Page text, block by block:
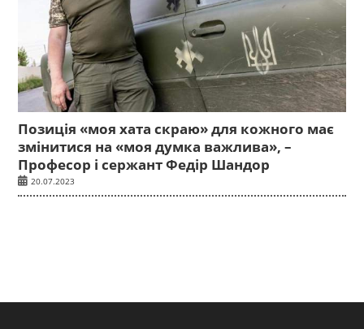
Позиція «моя хата скраю» для кожного має
змінитися на «моя думка важлива», –
Професор і сержант Федір Шандор
20.07.2023